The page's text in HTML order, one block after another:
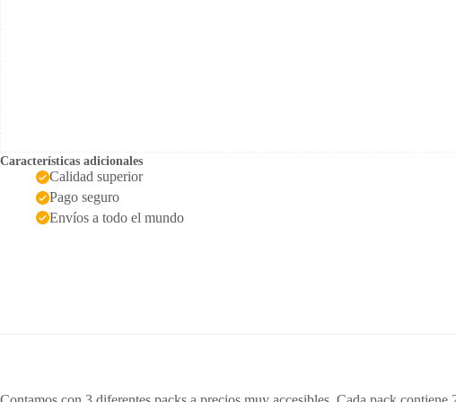
Características adicionales
Calidad superior
Pago seguro
Envíos a todo el mundo